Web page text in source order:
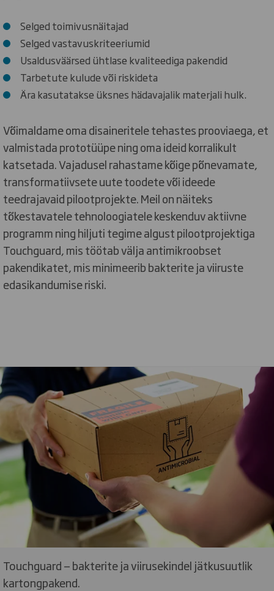
Selged toimivusnäitajad
Selged vastavuskriteeriumid
Usaldusväärsed ühtlase kvaliteediga pakendid
Tarbetute kulude või riskideta
Ära kasutatakse üksnes hädavajalik materjali hulk.
Võimaldame oma disaineritele tehastes prooviaega, et
valmistada prototüüpe ning oma ideid korralikult
katsetada. Vajadusel rahastame kõige põnevamate,
transformatiivsete uute toodete või ideede
teedrajavaid pilootprojekte. Meil on näiteks
tõkestavatele tehnoloogiatele keskenduv aktiivne
programm ning hiljuti tegime algust pilootprojektiga
Touchguard, mis töötab välja antimikroobset
pakendikatet, mis minimeerib bakterite ja viiruste
edasikandumise riski.
Touchguard — bakterite ja viirusekindel jätkusuutlik
kartongpakend.